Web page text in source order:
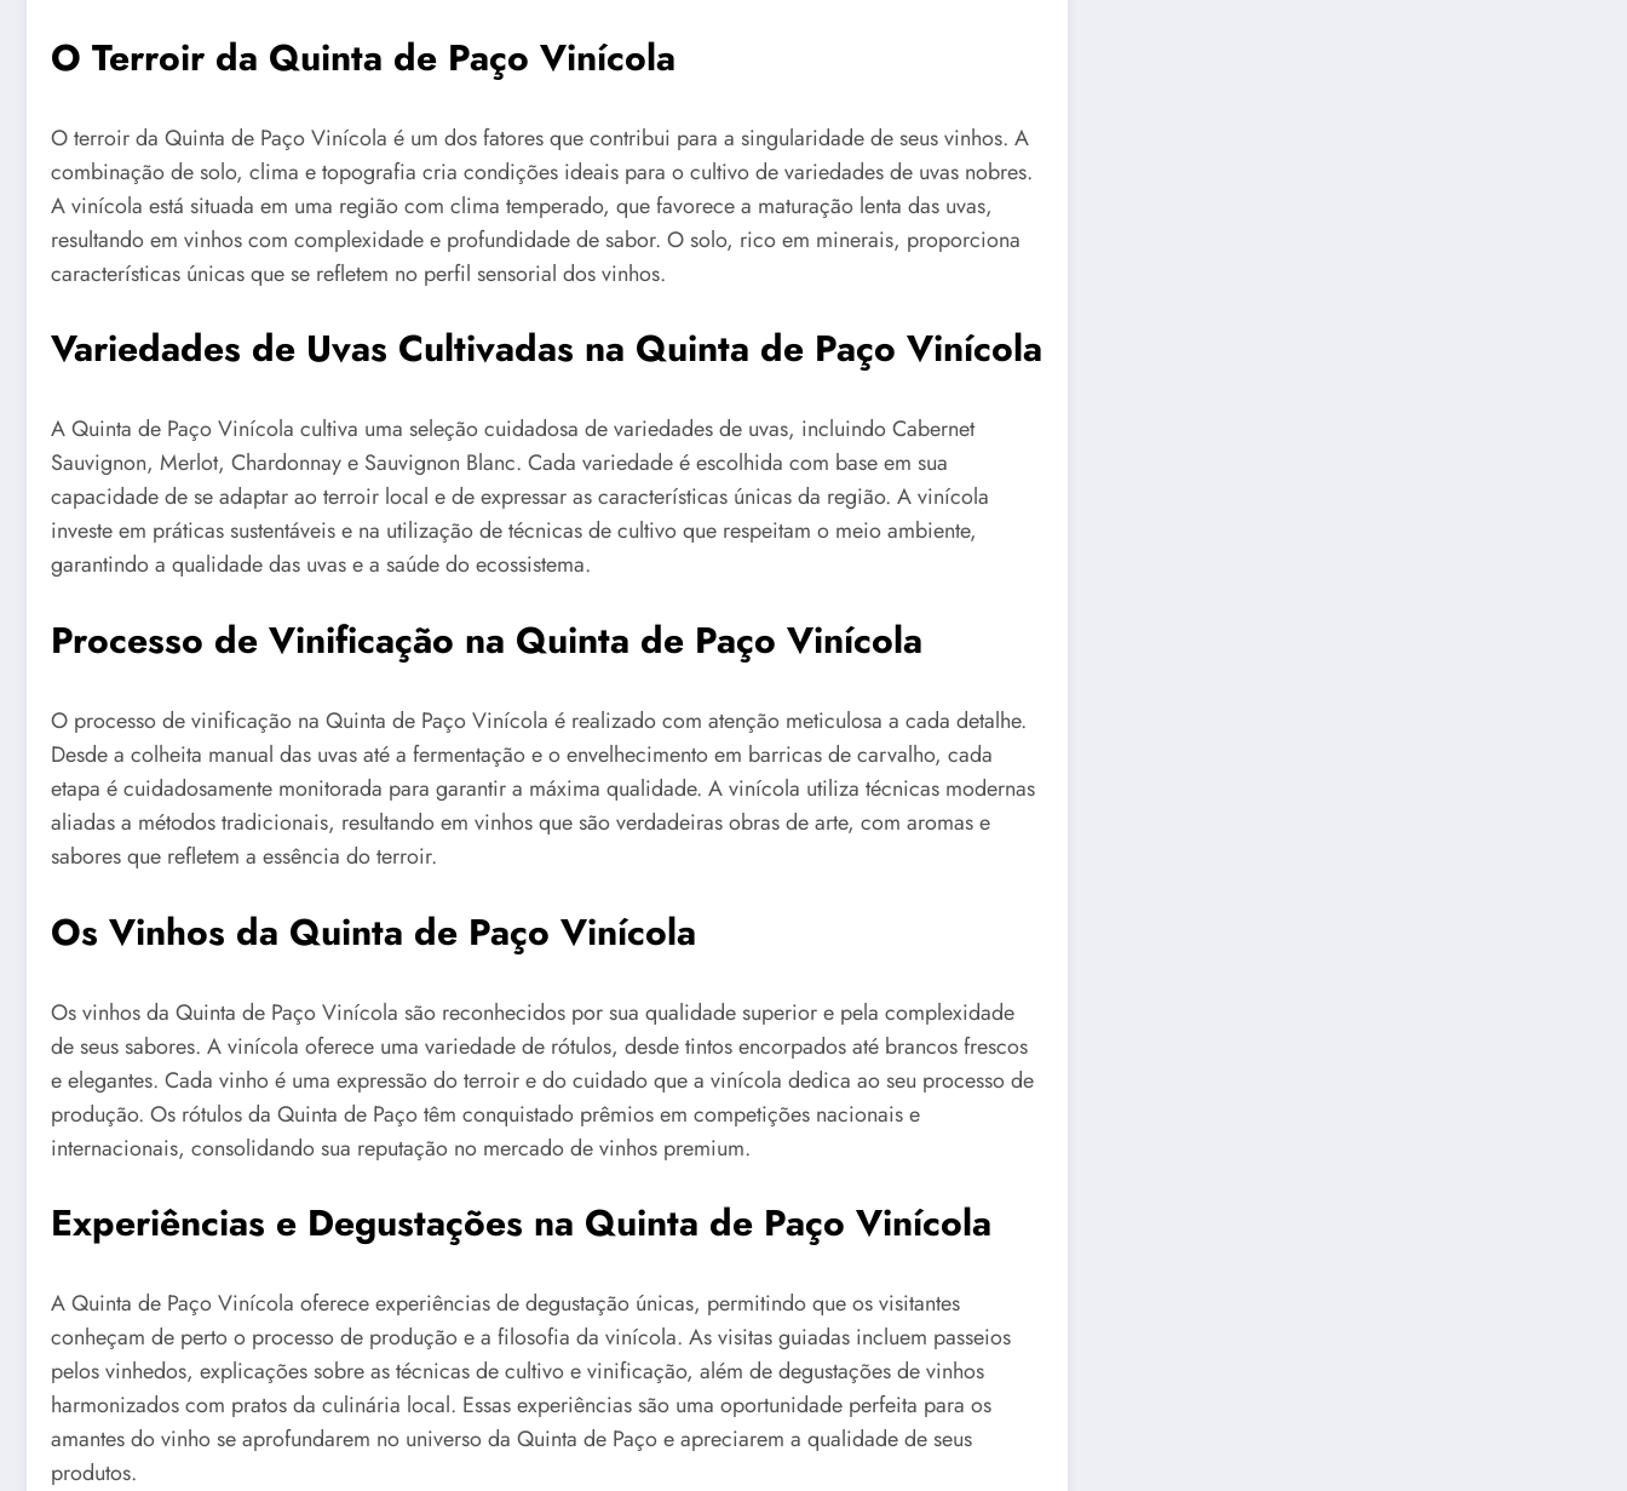
O Terroir da Quinta de Paço Vinícola
O terroir da Quinta de Paço Vinícola é um dos fatores que contribui para a singularidade de seus vinhos. A
combinação de solo, clima e topografia cria condições ideais para o cultivo de variedades de uvas nobres.
A vinícola está situada em uma região com clima temperado, que favorece a maturação lenta das uvas,
resultando em vinhos com complexidade e profundidade de sabor. O solo, rico em minerais, proporciona
características únicas que se refletem no perfil sensorial dos vinhos.
Variedades de Uvas Cultivadas na Quinta de Paço Vinícola
A Quinta de Paço Vinícola cultiva uma seleção cuidadosa de variedades de uvas, incluindo Cabernet
Sauvignon, Merlot, Chardonnay e Sauvignon Blanc. Cada variedade é escolhida com base em sua
capacidade de se adaptar ao terroir local e de expressar as características únicas da região. A vinícola
investe em práticas sustentáveis e na utilização de técnicas de cultivo que respeitam o meio ambiente,
garantindo a qualidade das uvas e a saúde do ecossistema.
Processo de Vinificação na Quinta de Paço Vinícola
O processo de vinificação na Quinta de Paço Vinícola é realizado com atenção meticulosa a cada detalhe.
Desde a colheita manual das uvas até a fermentação e o envelhecimento em barricas de carvalho, cada
etapa é cuidadosamente monitorada para garantir a máxima qualidade. A vinícola utiliza técnicas modernas
aliadas a métodos tradicionais, resultando em vinhos que são verdadeiras obras de arte, com aromas e
sabores que refletem a essência do terroir.
Os Vinhos da Quinta de Paço Vinícola
Os vinhos da Quinta de Paço Vinícola são reconhecidos por sua qualidade superior e pela complexidade
de seus sabores. A vinícola oferece uma variedade de rótulos, desde tintos encorpados até brancos frescos
e elegantes. Cada vinho é uma expressão do terroir e do cuidado que a vinícola dedica ao seu processo de
produção. Os rótulos da Quinta de Paço têm conquistado prêmios em competições nacionais e
internacionais, consolidando sua reputação no mercado de vinhos premium.
Experiências e Degustações na Quinta de Paço Vinícola
A Quinta de Paço Vinícola oferece experiências de degustação únicas, permitindo que os visitantes
conheçam de perto o processo de produção e a filosofia da vinícola. As visitas guiadas incluem passeios
pelos vinhedos, explicações sobre as técnicas de cultivo e vinificação, além de degustações de vinhos
harmonizados com pratos da culinária local. Essas experiências são uma oportunidade perfeita para os
amantes do vinho se aprofundarem no universo da Quinta de Paço e apreciarem a qualidade de seus
produtos.